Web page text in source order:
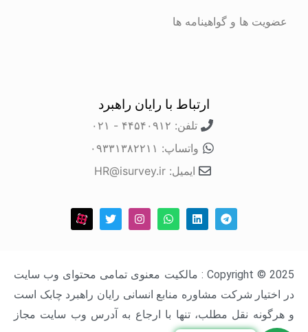
عضویت ها و گواهینامه ها
ارتباط با رایان راهبرد
تلفن: ۴۴۵۴۰۹۱۲ - ۰۲۱
واتساپ: ۰۹۳۳۱۳۸۲۲۱۱
ایمیل: HR@isurvey.ir
Copyright © 2025 : مالکیت معنوی تمامی محتوای وب سایت
در اختیار شرکت مشاوره منابع انسانی رایان راهبرد چابک است
و هرگونه نقل مطلب، تنها با ارجاع به آدرس وب سایت مجاز